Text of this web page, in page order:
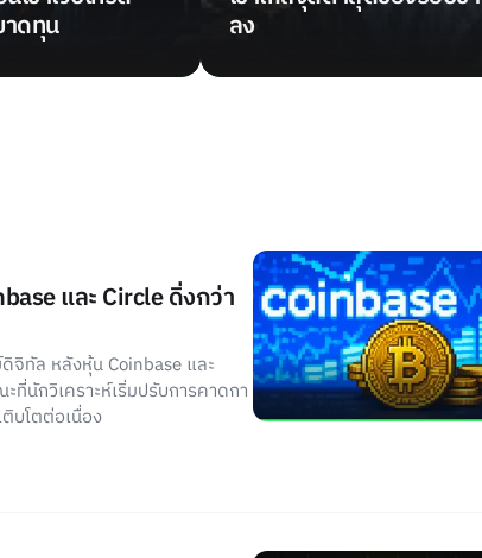
ดทุน ลง
และ Circle ดิ่งกว่า
จิทัล หลังหุ้น Coinbase และ
นักวิเคราะห์เริ่มปรับการคาดกา
บโตต่อเนื่อง